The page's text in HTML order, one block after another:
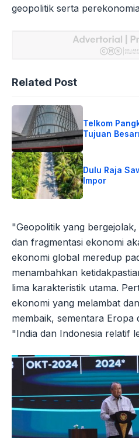
geopolitik serta
Related Post
Telkom
Tujuan
Dulu Raja
Impor
"Geopolitik yang
dan fragmentasi ekonomi
ekonomi global meredup
menambahkan
lima karakteristik utama.
ekonomi yang melambat
membaik, sementara Eropa
"India dan Indonesia relatif